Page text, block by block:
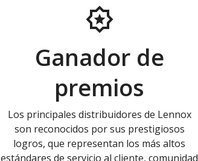
Ganador de
premios
Los principales distribuidores de Lennox
son reconocidos por sus prestigiosos
logros, que representan los más altos
estándares de servicio al cliente, comunidad